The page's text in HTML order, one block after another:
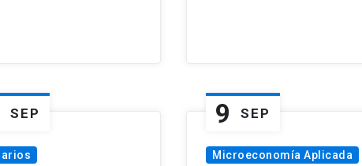
SEP 9 SEP
Microeconomía Aplicada